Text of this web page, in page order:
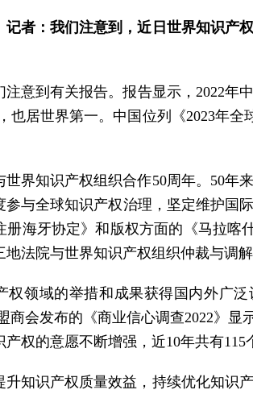
记者：我们注意到，近日世界知识
注意到有关报告。报告显示，2022年
也居世界第一。中国位列《2023年
世界知识产权组织合作50周年。50年
参与全球知识产权治理，坚定维护国
册海牙协定》和版权方面的《马拉喀
法院与世界知识产权组织仲裁与调
权领域的举措和成果获得国内外广
商会发布的《商业信心调查2022》
权的意愿不断增强，近10年共有115
升知识产权质量效益，持续优化知识